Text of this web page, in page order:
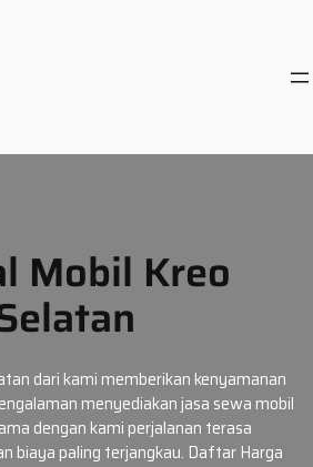
Mobil Kreo
dari kami memberikan kenyamanan
menyediakan jasa sewa mobil
dengan kami perjalanan terasa
biaya paling terjangkau. Daftar Harga